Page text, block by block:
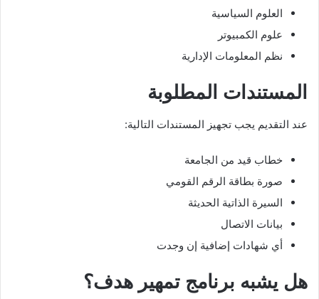
العلوم السياسية
علوم الكمبيوتر
نظم المعلومات الإدارية
المستندات المطلوبة
عند التقديم يجب تجهيز المستندات التالية:
خطاب قيد من الجامعة
صورة بطاقة الرقم القومي
السيرة الذاتية الحديثة
بيانات الاتصال
أي شهادات إضافية إن وجدت
هل يشبه برنامج تمهير هدف؟